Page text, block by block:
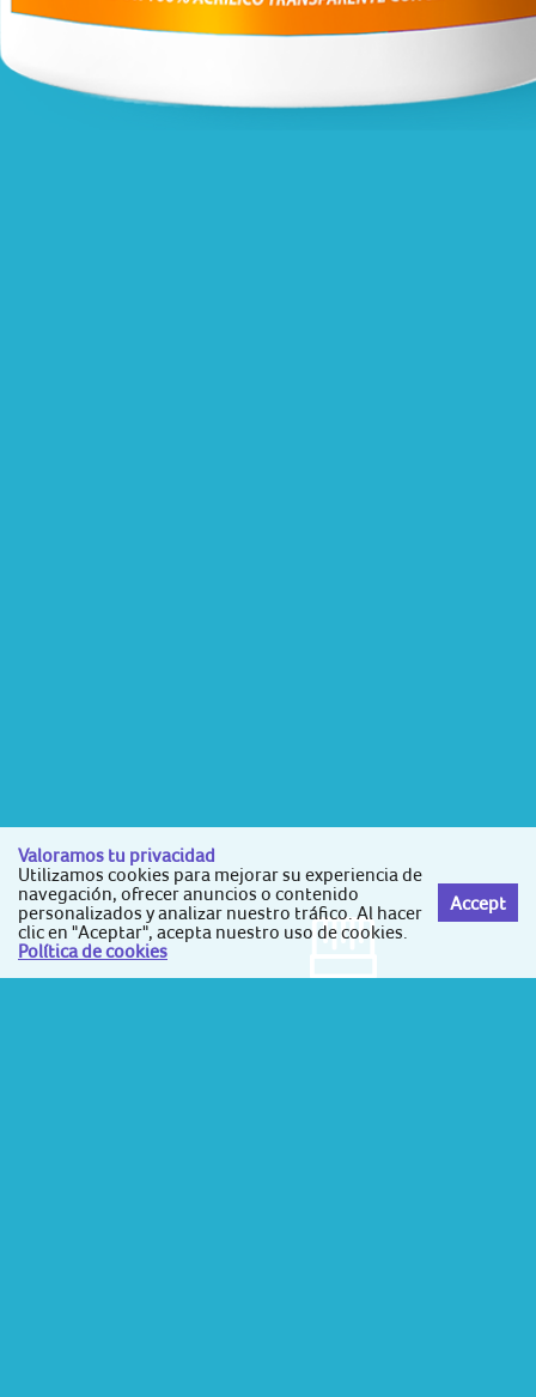
Valoramos tu privacidad
Utilizamos cookies para mejorar su experiencia de
navegación, ofrecer anuncios o contenido
personalizados y analizar nuestro tráfico. Al hacer
clic en "Aceptar", acepta nuestro uso de cookies.
Política de cookies
Accept